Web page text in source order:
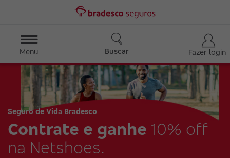
Menu Buscar Fazer login
Seguro de Vida Bradesco
Contrate e ganhe 10% off
na Netshoes.